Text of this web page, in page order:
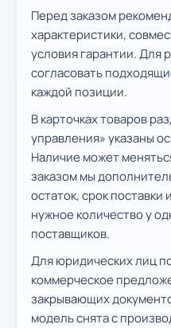
Перед заказом
характеристики,
условия гарантии. Для
согласовать
каждой позиции.
В карточках товаров
управления» указаны
Наличие может
заказом мы
остаток, срок
нужное количество у
поставщиков.
Для юридических лиц
коммерческое
закрывающих
модель снята с